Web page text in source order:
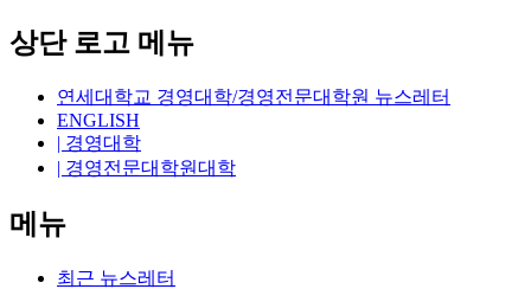
상단 로고 메뉴
연세대학교 경영대학/경영전문대학원 뉴스레터
ENGLISH
| 경영대학
| 경영전문대학원대학
메뉴
최근 뉴스레터